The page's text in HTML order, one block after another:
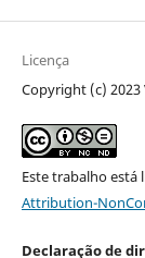
Licença
Copyright (c) 2023
Este trabalho está
Attribution-
Declaração de